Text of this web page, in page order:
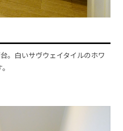
。白いサヴウェイタイルのホワ